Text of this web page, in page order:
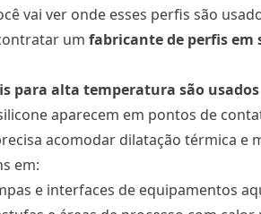
vai ver onde esses perfis são
um fabricante de perfis
para alta temperatura são usados
aparecem em pontos de
acomodar dilatação térmica e
em:
e interfaces de equipamentos